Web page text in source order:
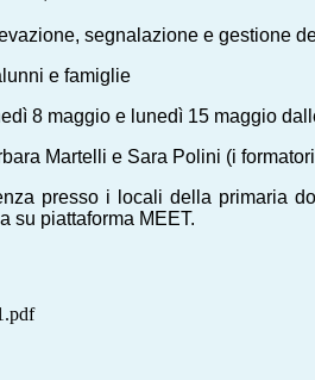
segnalazione e gestione
e famiglie
8 maggio e lunedì 15 maggio
Martelli e Sara Polini (i
presso i locali della primaria
su piattaforma MEET.